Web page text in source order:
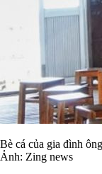
Bè cá của gia đình
Ảnh: Zing news